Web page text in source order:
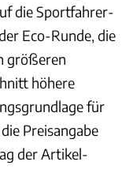
die Sportfahrer-
Eco-Runde, die
größeren
höhere
für
Preisangabe
der Artikel-